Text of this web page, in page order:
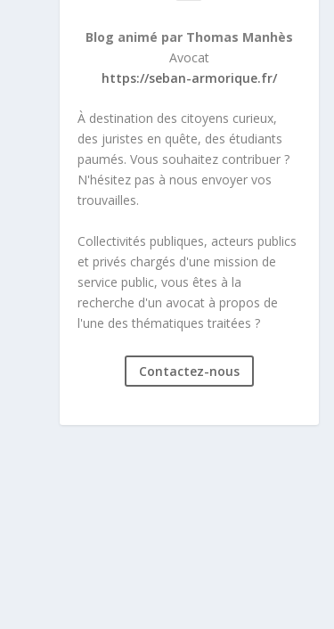
Blog animé par Thomas Manhès
Avocat
https://seban-armorique.fr/
À destination des citoyens curieux,
des juristes en quête, des étudiants
paumés. Vous souhaitez contribuer ?
N'hésitez pas à nous envoyer vos
trouvailles.
Collectivités publiques, acteurs publics
et privés chargés d'une mission de
service public, vous êtes à la
recherche d'un avocat à propos de
l'une des thématiques traitées ?
Contactez-nous